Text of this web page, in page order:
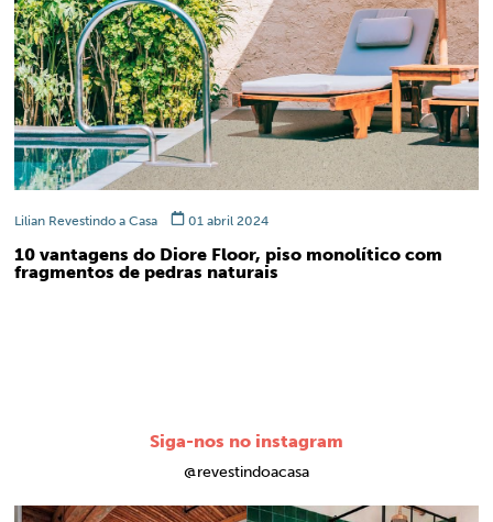
Lilian Revestindo a Casa 01 abril 2024
10 vantagens do Diore Floor, piso monolítico com
fragmentos de pedras naturais
Siga-nos no instagram
@revestindoacasa